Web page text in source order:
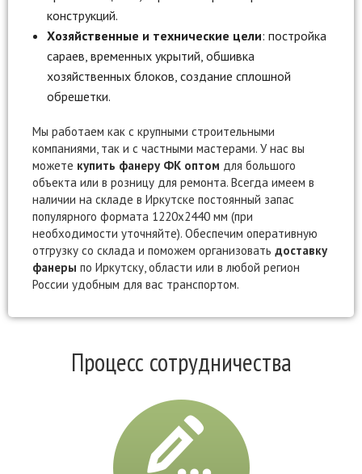
конструкций.
Хозяйственные и технические цели: постройка
сараев, временных укрытий, обшивка
хозяйственных блоков, создание сплошной
обрешетки.
Мы работаем как с крупными строительными
компаниями, так и с частными мастерами. У нас вы
можете купить фанеру ФК оптом для большого
объекта или в розницу для ремонта. Всегда имеем в
наличии на складе в Иркутске постоянный запас
популярного формата 1220х2440 мм (при
необходимости уточняйте). Обеспечим оперативную
отгрузку со склада и поможем организовать доставку
фанеры по Иркутску, области или в любой регион
России удобным для вас транспортом.
Процесс сотрудничества